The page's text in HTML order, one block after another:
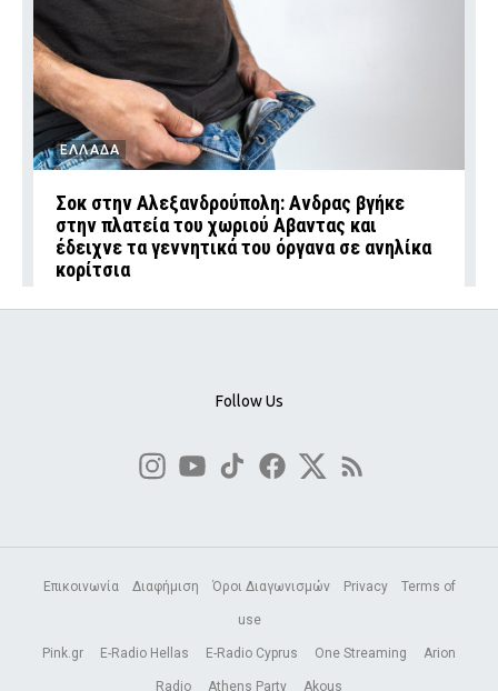
ΕΛΛΑΔΑ
Σοκ στην Αλεξανδρούπολη: Ανδρας βγήκε
στην πλατεία του χωριού Αβαντας και
έδειχνε τα γεννητικά του όργανα σε ανηλίκα
κορίτσια
Follow Us
Επικοινωνία Διαφήμιση Όροι Διαγωνισμών Privacy Terms of
use
Pink.gr E-Radio Hellas E-Radio Cyprus One Streaming Arion
Radio Athens Party Akous